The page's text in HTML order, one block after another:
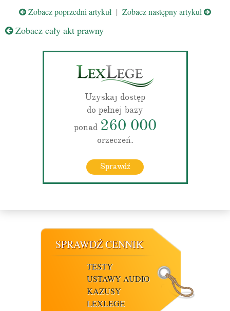
Zobacz poprzedni artykuł | Zobacz następny artykuł
Zobacz cały akt prawny
Uzyskaj dostęp
do pełnej bazy
ponad 260 000
orzeczeń.
Sprawdź
SPRAWDŹ CENNIK
TESTY
USTAWY AUDIO
KAZUSY
LEXLEGE